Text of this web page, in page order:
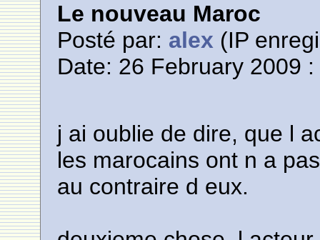
Le nouveau Maroc
Posté par: alex (IP
Date: 26 February 2009
j ai oublie de dire, que l
les marocains ont n a
au contraire d eux.